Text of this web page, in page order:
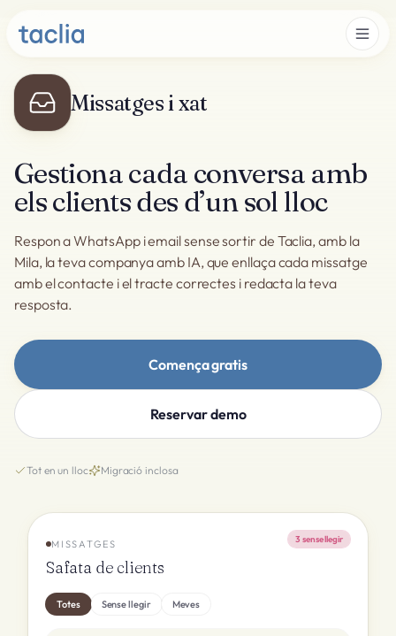
Missatges i xat
Gestiona cada conversa amb
els clients des d’un sol lloc
Respon a WhatsApp i email sense sortir de Taclia, amb la
Mila, la teva companya amb IA, que enllaça cada missatge
amb el contacte i el tracte correctes i redacta la teva
resposta.
Comença gratis
Reservar demo
Tot en un lloc Migració inclosa
MISSATGES
Safata de clients
3 sense llegir
Totes Sense llegir Meves